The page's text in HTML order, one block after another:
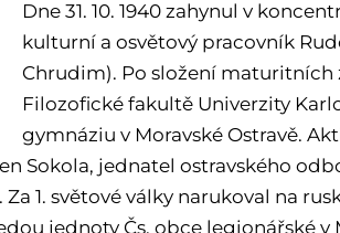
Dne 31. 10. 1940 zahynul v
kulturní a osvětový pracovník
Chrudim). Po složení
Filozofické fakultě Univerzity
gymnáziu v Moravské Ostravě.
Sokola, jednatel ostravského
Za 1. světové války narukoval na
jednoty Čs. obce legionářské